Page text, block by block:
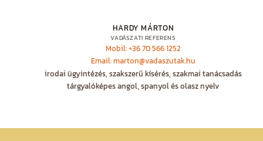
HARDY MÁRTON
VADÁSZATI REFERENS
Mobil: +36 70 566 1252
Email: marton@vadaszutak.hu
irodai ügyintézés, szakszerű kísérés, szakmai tanácsadás
tárgyalóképes angol, spanyol és olasz nyelv